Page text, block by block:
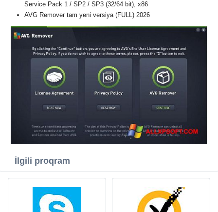
Service Pack 1 / SP2 / SP3 (32/64 bit), x86
AVG Remover tam yeni versiya (FULL) 2026
İlgili proqram